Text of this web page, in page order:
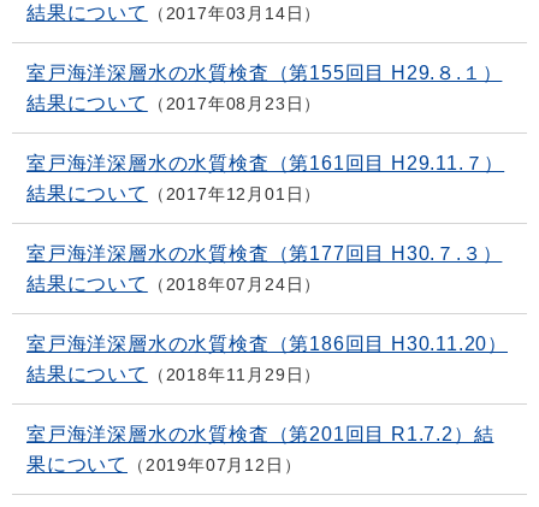
結果について
2017年03月14日
室戸海洋深層水の水質検査（第155回目 H29.８.１）
結果について
2017年08月23日
室戸海洋深層水の水質検査（第161回目 H29.11.７）
結果について
2017年12月01日
室戸海洋深層水の水質検査（第177回目 H30.７.３）
結果について
2018年07月24日
室戸海洋深層水の水質検査（第186回目 H30.11.20）
結果について
2018年11月29日
室戸海洋深層水の水質検査（第201回目 R1.7.2）結
果について
2019年07月12日